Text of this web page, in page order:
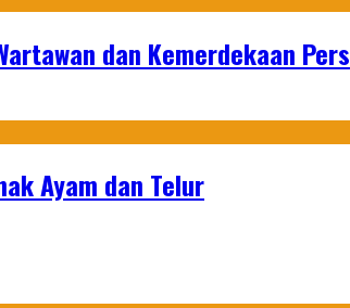
dan Kemerdekaan Pers
Ayam dan Telur